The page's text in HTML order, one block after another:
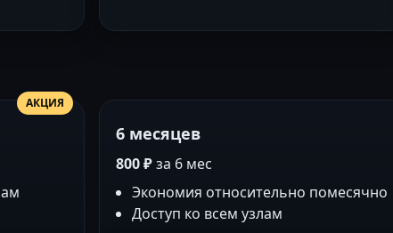
АКЦИЯ
6 месяцев
800 ₽за 6 мес
Экономия относительно помесячно
Доступ ко всем узлам